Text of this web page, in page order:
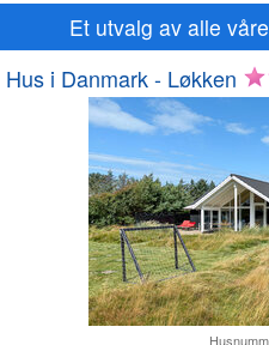
Et utvalg av alle
Hus i Danmark - Løkken